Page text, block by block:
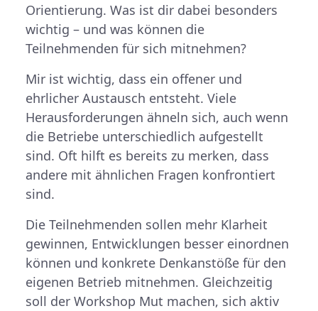
Orientierung. Was ist dir dabei besonders
wichtig – und was können die
Teilnehmenden für sich mitnehmen?
Mir ist wichtig, dass ein offener und
ehrlicher Austausch entsteht. Viele
Herausforderungen ähneln sich, auch wenn
die Betriebe unterschiedlich aufgestellt
sind. Oft hilft es bereits zu merken, dass
andere mit ähnlichen Fragen konfrontiert
sind.
Die Teilnehmenden sollen mehr Klarheit
gewinnen, Entwicklungen besser einordnen
können und konkrete Denkanstöße für den
eigenen Betrieb mitnehmen. Gleichzeitig
soll der Workshop Mut machen, sich aktiv